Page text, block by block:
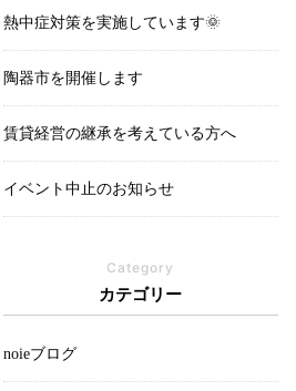
熱中症対策を実施しています🌞
陶器市を開催します
賃貸経営の継承を考えている方へ
イベント中止のお知らせ
Category
カテゴリー
noieブログ